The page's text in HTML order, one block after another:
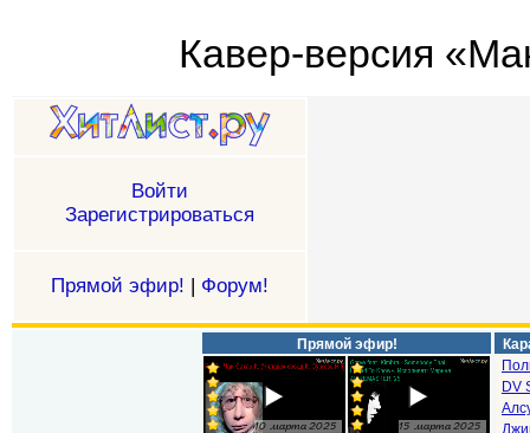
Кавер-версия
Войти
Зарегистрироваться
Прямой эфир! | Форум!
Прямой эфир!
DV